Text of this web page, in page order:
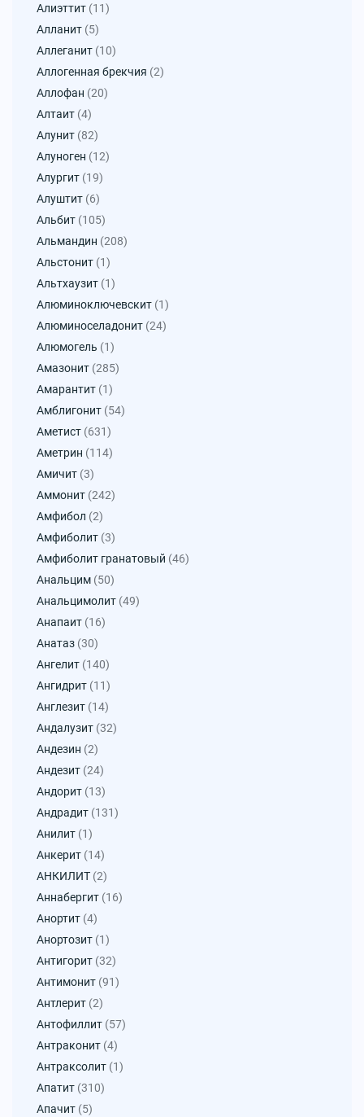
Алиэттит (11)
Алланит (5)
Аллеганит (10)
Аллогенная брекчия (2)
Аллофан (20)
Алтаит (4)
Алунит (82)
Алуноген (12)
Алургит (19)
Алуштит (6)
Альбит (105)
Альмандин (208)
Альстонит (1)
Альтхаузит (1)
Алюминоключевскит (1)
Алюминоселадонит (24)
Алюмогель (1)
Амазонит (285)
Амарантит (1)
Амблигонит (54)
Аметист (631)
Аметрин (114)
Амичит (3)
Аммонит (242)
Амфибол (2)
Амфиболит (3)
Амфиболит гранатовый (46)
Анальцим (50)
Анальцимолит (49)
Анапаит (16)
Анатаз (30)
Ангелит (140)
Ангидрит (11)
Англезит (14)
Андалузит (32)
Андезин (2)
Андезит (24)
Андорит (13)
Андрадит (131)
Анилит (1)
Анкерит (14)
АНКИЛИТ (2)
Аннабергит (16)
Анортит (4)
Анортозит (1)
Антигорит (32)
Антимонит (91)
Антлерит (2)
Антофиллит (57)
Антраконит (4)
Антраксолит (1)
Апатит (310)
Апачит (5)